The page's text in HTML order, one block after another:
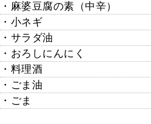
・麻婆豆腐の素（中辛）
・小ネギ
・サラダ油
・おろしにんにく
・料理酒
・ごま油
・ごま